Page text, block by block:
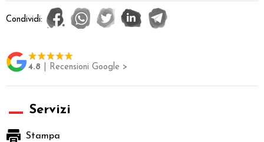
Condividi:
4.8 | Recensioni Google >
Servizi
Stampa